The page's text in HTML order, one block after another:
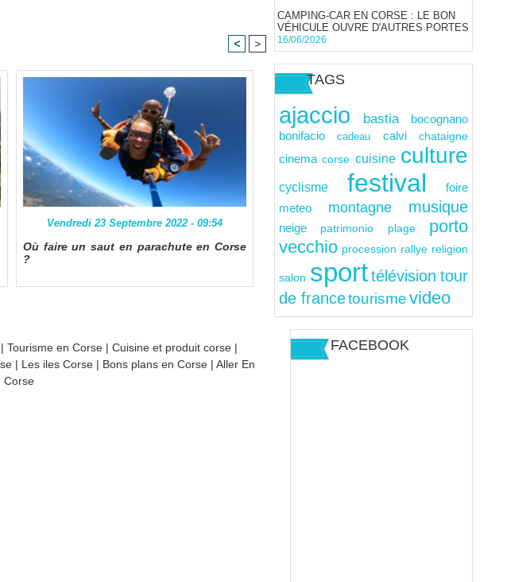
< >
Vendredi 23 Septembre 2022 - 09:54
Où faire un saut en parachute en Corse
?
| Tourisme en Corse | Cuisine et produit corse |
| Les iles Corse | Bons plans en Corse | Aller En
Corse
CAMPING-CAR EN CORSE : LE BON
VÉHICULE OUVRE D'AUTRES PORTES
16/06/2026
TAGS
ajaccio bastia bocognano
bonifacio cadeau calvi chataigne
cinema corse cuisine culture
cyclisme festival foire
meteo montagne musique
neige patrimonio plage
porto
vecchio procession rallye religion
salon sport télévision tour
de francetourismevideo
FACEBOOK